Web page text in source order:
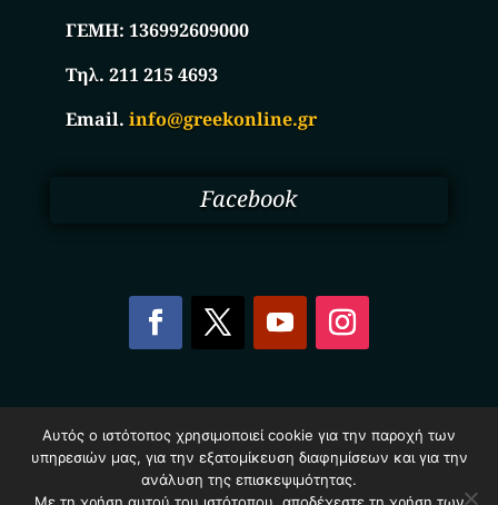
ΓΕΜΗ:136992609000
Τηλ. 211 215 4693
Email.info@greekonline.gr
Facebook
Επιχειρήσεων Ελλάδας – Greekonline.gr. All Rights
Reserved.
Όροι & Προυποθέσεις–Προστασία Προσωπικών
Αυτός ο ιστότοπος χρησιμοποιεί cookie για την παροχή των
υπηρεσιών μας, για την εξατομίκευση διαφημίσεων και για την
ανάλυση της επισκεψιμότητας.